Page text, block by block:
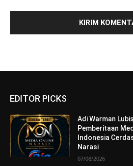
EDITOR PICKS
Adi Warman
Pemberitaan
Indonesia
Narasi
07/08/2026